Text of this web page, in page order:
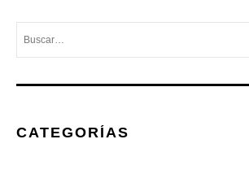
CATEGORÍAS